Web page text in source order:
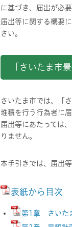
に基づき、届出が必要
届出等に関する概要に
さい。
「さいたま市
さいたま市では、「
堆積を行う行為者に
届出等にあたっては
りません。
本手引きでは、届出
表紙から目次
第1章 さいた